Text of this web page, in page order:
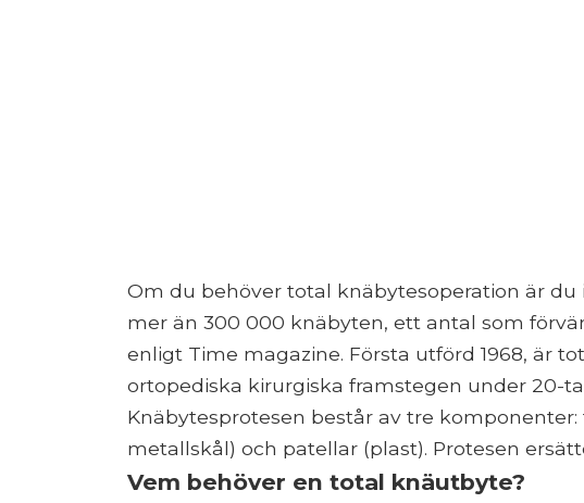
Om du behöver total knäbytesoperation är du
mer än 300 000 knäbyten, ett antal som
enligt Time magazine. Första utförd 1968, är
ortopediska kirurgiska framstegen under 20-
Knäbytesprotesen består av tre
metallskål) och patellar (plast). Protesen
Vem behöver en total knäutbyte?